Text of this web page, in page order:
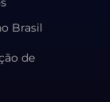
Brasil
de